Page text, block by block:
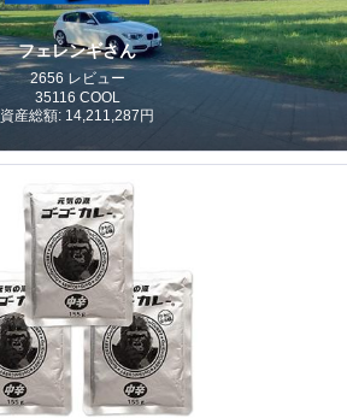
フェレンギさん
2656 レビュー
35116 COOL
資産総額: 14,211,287円